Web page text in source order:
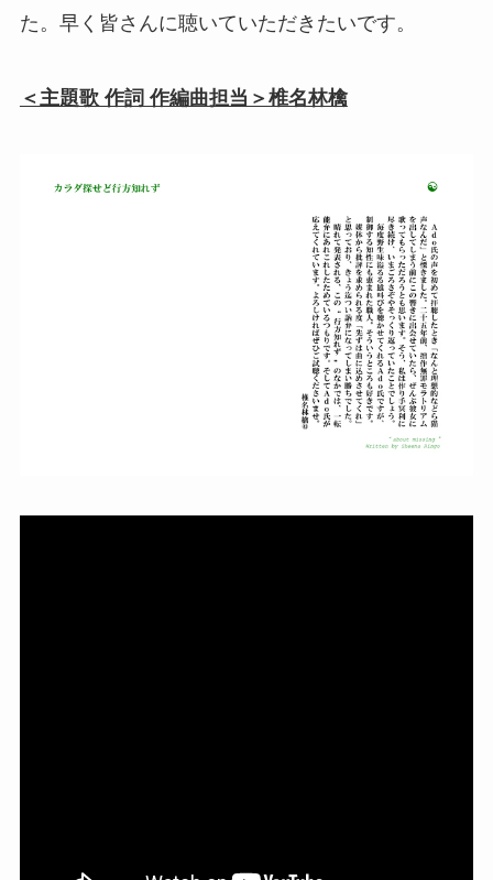
た。早く皆さんに聴いていただきたいです。
＜主題歌 作詞 作編曲担当＞椎名林檎